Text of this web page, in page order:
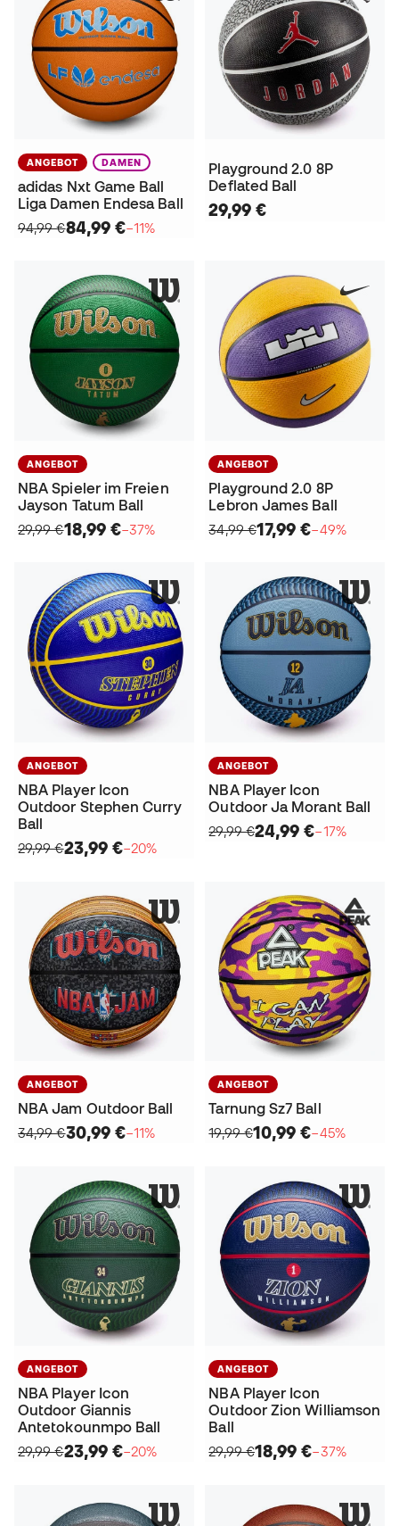
ANGEBOT DAMEN
adidas Nxt Game Ball
Liga Damen Endesa Ball
94,99 €84,99 €−11%
Playground 2.0 8P
Deflated Ball
29,99 €
ANGEBOT
NBA Spieler im Freien
Jayson Tatum Ball
29,99 €18,99 €−37%
ANGEBOT
Playground 2.0 8P
Lebron James Ball
34,99 €17,99 €−49%
ANGEBOT
NBA Player Icon
Outdoor Stephen Curry
Ball
29,99 €23,99 €−20%
ANGEBOT
NBA Player Icon
Outdoor Ja Morant Ball
29,99 €24,99 €−17%
ANGEBOT
NBA Jam Outdoor Ball
34,99 €30,99 €−11%
ANGEBOT
Tarnung Sz7 Ball
19,99 €10,99 €−45%
ANGEBOT
NBA Player Icon
Outdoor Giannis
Antetokounmpo Ball
29,99 €23,99 €−20%
ANGEBOT
NBA Player Icon
Outdoor Zion Williamson
Ball
29,99 €18,99 €−37%